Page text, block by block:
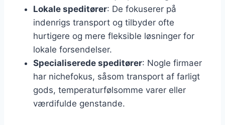
Lokale speditører: De fokuserer på
indenrigs transport og tilbyder ofte
hurtigere og mere fleksible løsninger for
lokale forsendelser.
Specialiserede speditører: Nogle firmaer
har nichefokus, såsom transport af farligt
gods, temperaturfølsomme varer eller
værdifulde genstande.